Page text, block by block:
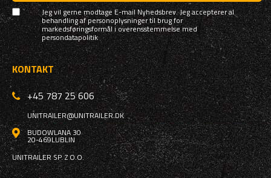
Jeg vil gerne modtage E-mail Nyhedsbrev. Jeg accepterer al
behandling af personoplysninger til brug for
markedsføringsformål i overensstemmelse med
persondatapolitik
KONTAKT
+45 787 25 606
UNITRAILER@UNITRAILER.DK
BUDOWLANA 30
20-469LUBLIN
UNITRAILER SP. Z O.O.